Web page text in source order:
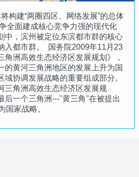
建“两圈四区、网络发展”的总体
全面建成核心竞争力强的现代化
中，滨州被定位东滨都市群的核心
入都市群。 国务院2009年11月23
角洲高效生态经济区发展规划》，
的黄河三角洲地区的发展上升为国
域协调发展战略的重要组成部分。
三角洲高效生态经济区发展规
后一个三角洲---"黄三角"在被提出
国家战略。